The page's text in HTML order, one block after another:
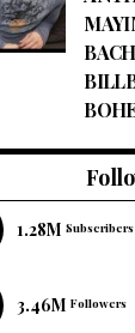
1.28M Subscribers
3.46M Followers